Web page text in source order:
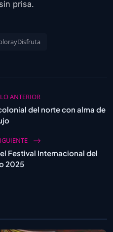
prisa.
ANTERIOR
del norte con alma de
Festival Internacional del
2025